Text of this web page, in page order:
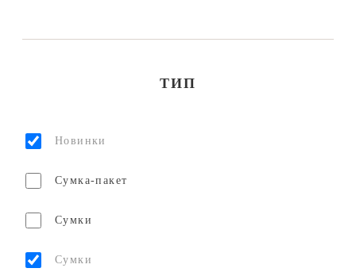
ТИП
Новинки
Сумка-пакет
Сумки
Сумки